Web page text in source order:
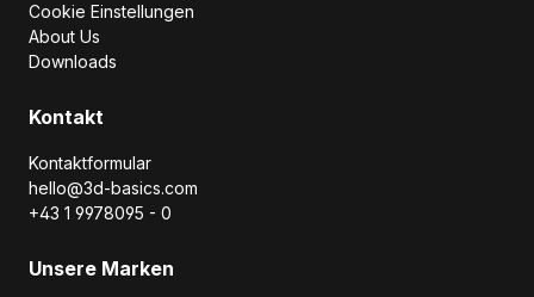
Cookie Einstellungen
About Us
Downloads
Kontakt
Kontaktformular
hello@3d-basics.com
+43 1 9978095 - 0
Unsere Marken